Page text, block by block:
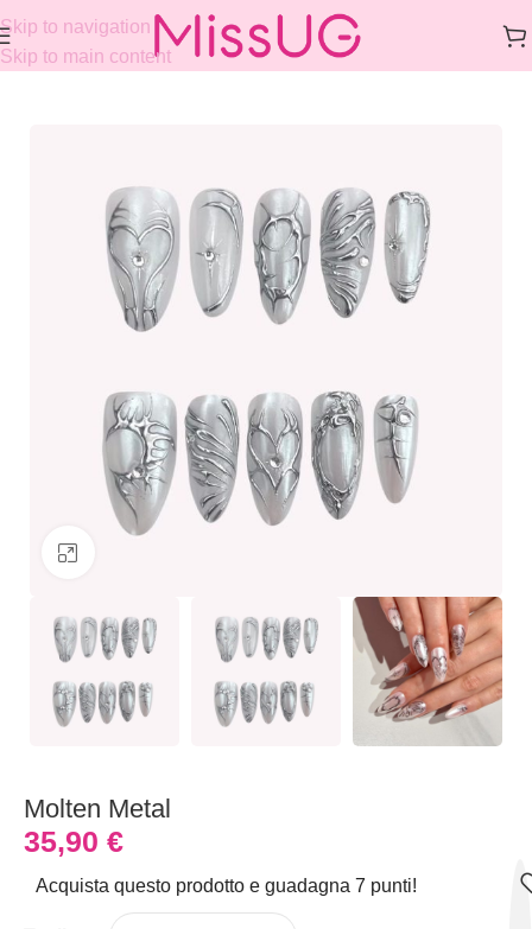
Skip to navigation
Skip to main content
Home COLLECTIONS GOTHIC
Molten Metal
35,90 €
Acquista questo prodotto e guadagna 7 punti!